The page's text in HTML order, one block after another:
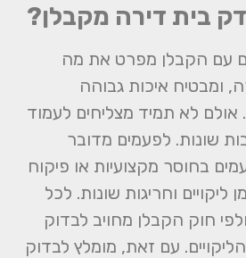
בית דירה מקבלן?
עם הקבלן מפרט את מה
ומבטיח איכות גבוהה
לא תמיד מצליחים לעמוד
שונות. לפעמים מדובר
בחוסר מקצועיות או פיקוח
ליקויים וחריגות שונות. לכל
חוק הקבלן מחויב לבדוק
עם זאת, מומלץ לבדוק